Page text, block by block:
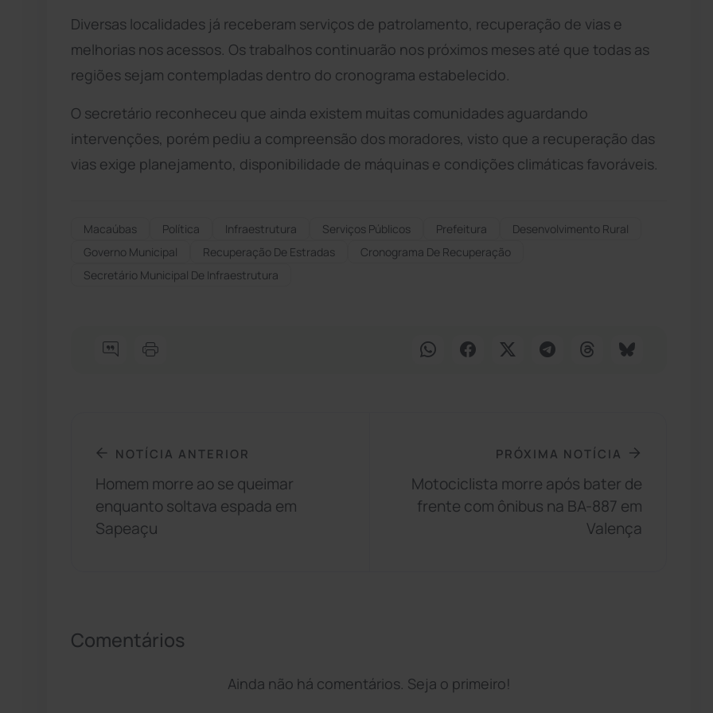
Diversas localidades já receberam serviços de patrolamento, recuperação de vias e
melhorias nos acessos. Os trabalhos continuarão nos próximos meses até que todas as
regiões sejam contempladas dentro do cronograma estabelecido.
O secretário reconheceu que ainda existem muitas comunidades aguardando
intervenções, porém pediu a compreensão dos moradores, visto que a recuperação das
vias exige planejamento, disponibilidade de máquinas e condições climáticas favoráveis.
Macaúbas Política Infraestrutura Serviços Públicos Prefeitura
Desenvolvimento Rural
Governo Municipal
Recuperação De Estradas
Cronograma De Recuperação
Secretário Municipal De Infraestrutura
NOTÍCIA ANTERIOR
Homem morre ao se queimar
enquanto soltava espada em
Sapeaçu
PRÓXIMA NOTÍCIA
Motociclista morre após bater de
frente com ônibus na BA-887 em
Valença
Comentários
Ainda não há comentários. Seja o primeiro!